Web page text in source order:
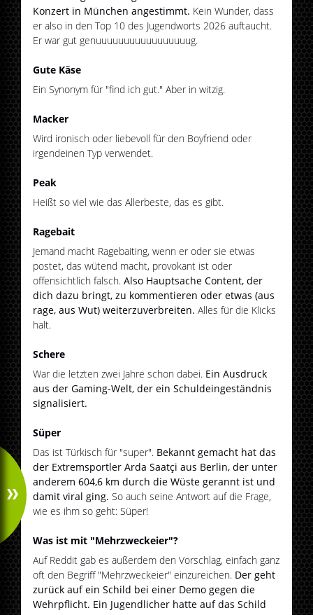
Konzert in München angestimmt. Kein Wunder, dass
er also in den Top 10 des Jugendworts 2026 auftaucht.
Er war gut genuuuuuuuuuuuuuuuuug.
Gute Käse
Ein Synonym für "find ich gut." Aber in witzig.
Macker
Wird ironisch oder liebevoll für den Boyfriend oder
irgendeinen Typ verwendet.
Peak
Heißt so viel wie das Allerbeste, das es gibt.
Ragebait
Jemand macht Ragebaiting, wenn er oder sie etwas
postet, das wütend macht, provokant ist oder
offensichtlich falsch.Also Hauptsache Content, der
dich dazu bringt, zu kommentieren oder etwas (aus
rage, aus Wut) weiterzuverbreiten. Alles für die Klicks
halt.
Schere
War die letzten zwei Jahre schon dabei. Ein Ausdruck
aus der Gaming-Welt, der ein Schuldeingeständnis
signalisiert.
Süper
Das ist Türkisch für "super". Bekannt gemacht hat das
der Extremsportler Arda Saatçi aus Berlin, der unter
anderem 604,6 km durch die Wüste gerannt ist und
damit viral ging. So auch seine Antwort auf die Frage,
wie es ihm so geht: Süper!
Was ist mit "Mehrzweckeier"?
Auf Reddit gab es außerdem den Vorschlag, einfach ganz
oft den Begriff "Mehrzweckeier" einzureichen. Der geht
zurück auf ein Schild bei einer Demo gegen die
Wehrpflicht. Ein Jugendlicher hatte auf das Schild